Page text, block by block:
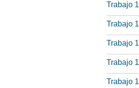
Trabajo 1
Trabajo 1
Trabajo 1
Trabajo 1
Trabajo 1